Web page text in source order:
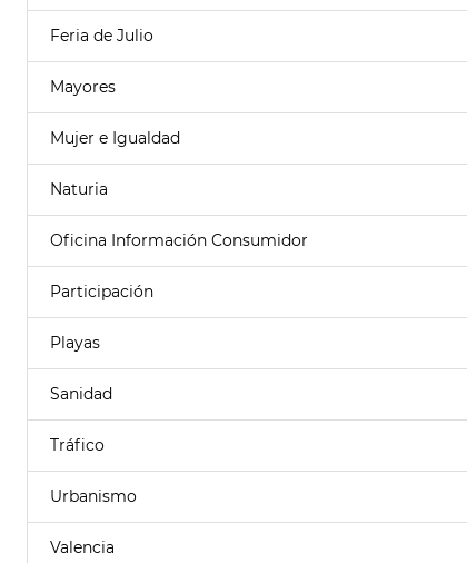
Feria de Julio
Mayores
Mujer e Igualdad
Naturia
Oficina Información Consumidor
Participación
Playas
Sanidad
Tráfico
Urbanismo
Valencia